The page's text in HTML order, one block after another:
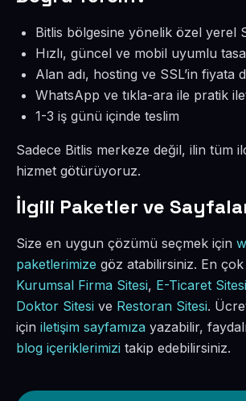
Bitlis bölgesine yönelik özel yerel
Hızlı, güncel ve mobil uyumlu
Alan adı, hosting ve SSL’in fiyata
WhatsApp ve tıkla-ara ile pratik
1-3 iş günü içinde teslim
Sadece Bitlis merkeze değil, ilin tüm
hizmet götürüyoruz.
İlgili Paketler ve
Size en uygun çözümü seçmek için
paketlerimize göz atabilirsiniz. En
Kurumsal Firma Sitesi, E-Ticaret Sitesi
Doktor Sitesi ve Restoran Sitesi.
için iletişim sayfamıza yazabilir,
blog içeriklerimizi takip edebilirsiniz.